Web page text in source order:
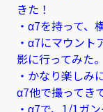
きた！
・α7を持って、
・α7にマウン
影に行ってみた。
・かなり楽しみ
α7他で撮ってき
・α7で、1/1ガ